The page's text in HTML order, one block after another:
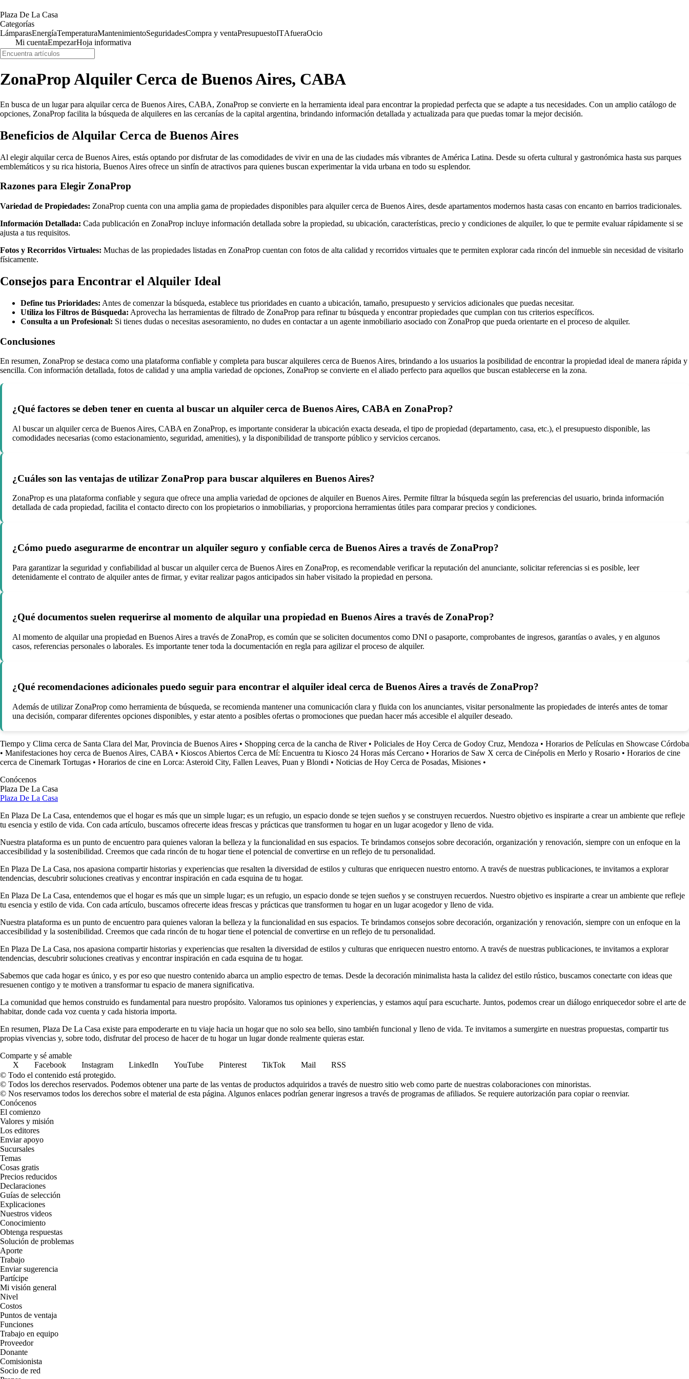
Plaza De La Casa
Categorías
LámparasEnergíaTemperaturaMantenimientoSeguridadesCompra y ventaPresupuestoITAfueraOcio
Mi cuentaEmpezarHoja informativa
ZonaProp Alquiler Cerca de Buenos Aires, CABA
En busca de un lugar para alquilar cerca de Buenos Aires, CABA, ZonaProp se convierte en la herramienta ideal para encontrar la propiedad perfecta que se adapte a tus necesidades. Con un amplio catálogo de
opciones, ZonaProp facilita la búsqueda de alquileres en las cercanías de la capital argentina, brindando información detallada y actualizada para que puedas tomar la mejor decisión.
Beneficios de Alquilar Cerca de Buenos Aires
Al elegir alquilar cerca de Buenos Aires, estás optando por disfrutar de las comodidades de vivir en una de las ciudades más vibrantes de América Latina. Desde su oferta cultural y gastronómica hasta sus parques
emblemáticos y su rica historia, Buenos Aires ofrece un sinfín de atractivos para quienes buscan experimentar la vida urbana en todo su esplendor.
Razones para Elegir ZonaProp
Variedad de Propiedades: ZonaProp cuenta con una amplia gama de propiedades disponibles para alquiler cerca de Buenos Aires, desde apartamentos modernos hasta casas con encanto en barrios tradicionales.
Información Detallada: Cada publicación en ZonaProp incluye información detallada sobre la propiedad, su ubicación, características, precio y condiciones de alquiler, lo que te permite evaluar rápidamente si se
ajusta a tus requisitos.
Fotos y Recorridos Virtuales: Muchas de las propiedades listadas en ZonaProp cuentan con fotos de alta calidad y recorridos virtuales que te permiten explorar cada rincón del inmueble sin necesidad de visitarlo
físicamente.
Consejos para Encontrar el Alquiler Ideal
Define tus Prioridades: Antes de comenzar la búsqueda, establece tus prioridades en cuanto a ubicación, tamaño, presupuesto y servicios adicionales que puedas necesitar.
Utiliza los Filtros de Búsqueda: Aprovecha las herramientas de filtrado de ZonaProp para refinar tu búsqueda y encontrar propiedades que cumplan con tus criterios específicos.
Consulta a un Profesional: Si tienes dudas o necesitas asesoramiento, no dudes en contactar a un agente inmobiliario asociado con ZonaProp que pueda orientarte en el proceso de alquiler.
Conclusiones
En resumen, ZonaProp se destaca como una plataforma confiable y completa para buscar alquileres cerca de Buenos Aires, brindando a los usuarios la posibilidad de encontrar la propiedad ideal de manera rápida y
sencilla. Con información detallada, fotos de calidad y una amplia variedad de opciones, ZonaProp se convierte en el aliado perfecto para aquellos que buscan establecerse en la zona.
¿Qué factores se deben tener en cuenta al buscar un alquiler cerca de Buenos Aires, CABA en ZonaProp?
Al buscar un alquiler cerca de Buenos Aires, CABA en ZonaProp, es importante considerar la ubicación exacta deseada, el tipo de propiedad (departamento, casa, etc.), el presupuesto disponible, las
comodidades necesarias (como estacionamiento, seguridad, amenities), y la disponibilidad de transporte público y servicios cercanos.
¿Cuáles son las ventajas de utilizar ZonaProp para buscar alquileres en Buenos Aires?
ZonaProp es una plataforma confiable y segura que ofrece una amplia variedad de opciones de alquiler en Buenos Aires. Permite filtrar la búsqueda según las preferencias del usuario, brinda información
detallada de cada propiedad, facilita el contacto directo con los propietarios o inmobiliarias, y proporciona herramientas útiles para comparar precios y condiciones.
¿Cómo puedo asegurarme de encontrar un alquiler seguro y confiable cerca de Buenos Aires a través de ZonaProp?
Para garantizar la seguridad y confiabilidad al buscar un alquiler cerca de Buenos Aires en ZonaProp, es recomendable verificar la reputación del anunciante, solicitar referencias si es posible, leer
detenidamente el contrato de alquiler antes de firmar, y evitar realizar pagos anticipados sin haber visitado la propiedad en persona.
¿Qué documentos suelen requerirse al momento de alquilar una propiedad en Buenos Aires a través de ZonaProp?
Al momento de alquilar una propiedad en Buenos Aires a través de ZonaProp, es común que se soliciten documentos como DNI o pasaporte, comprobantes de ingresos, garantías o avales, y en algunos
casos, referencias personales o laborales. Es importante tener toda la documentación en regla para agilizar el proceso de alquiler.
¿Qué recomendaciones adicionales puedo seguir para encontrar el alquiler ideal cerca de Buenos Aires a través de ZonaProp?
Además de utilizar ZonaProp como herramienta de búsqueda, se recomienda mantener una comunicación clara y fluida con los anunciantes, visitar personalmente las propiedades de interés antes de tomar
una decisión, comparar diferentes opciones disponibles, y estar atento a posibles ofertas o promociones que puedan hacer más accesible el alquiler deseado.
Tiempo y Clima cerca de Santa Clara del Mar, Provincia de Buenos Aires • Shopping cerca de la cancha de River• Policiales de Hoy Cerca de Godoy Cruz, Mendoza • Horarios de Películas en Showcase Córdoba
• Manifestaciones hoy cerca de Buenos Aires, CABA • Kioscos Abiertos Cerca de Mí: Encuentra tu Kiosco 24 Horas más Cercano • Horarios de Saw X cerca de Cinépolis en Merlo y Rosario • Horarios de cine
cerca de Cinemark Tortugas • Horarios de cine en Lorca: Asteroid City, Fallen Leaves, Puan y Blondi • Noticias de Hoy Cerca de Posadas, Misiones •
Conócenos
Plaza De La Casa
Plaza De La Casa
En Plaza De La Casa, entendemos que el hogar es más que un simple lugar; es un refugio, un espacio donde se tejen sueños y se construyen recuerdos. Nuestro objetivo es inspirarte a crear un ambiente que refleje
tu esencia y estilo de vida. Con cada artículo, buscamos ofrecerte ideas frescas y prácticas que transformen tu hogar en un lugar acogedor y lleno de vida.
Nuestra plataforma es un punto de encuentro para quienes valoran la belleza y la funcionalidad en sus espacios. Te brindamos consejos sobre decoración, organización y renovación, siempre con un enfoque en la
accesibilidad y la sostenibilidad. Creemos que cada rincón de tu hogar tiene el potencial de convertirse en un reflejo de tu personalidad.
En Plaza De La Casa, nos apasiona compartir historias y experiencias que resalten la diversidad de estilos y culturas que enriquecen nuestro entorno. A través de nuestras publicaciones, te invitamos a explorar
tendencias, descubrir soluciones creativas y encontrar inspiración en cada esquina de tu hogar.
En Plaza De La Casa, entendemos que el hogar es más que un simple lugar; es un refugio, un espacio donde se tejen sueños y se construyen recuerdos. Nuestro objetivo es inspirarte a crear un ambiente que refleje
tu esencia y estilo de vida. Con cada artículo, buscamos ofrecerte ideas frescas y prácticas que transformen tu hogar en un lugar acogedor y lleno de vida.
Nuestra plataforma es un punto de encuentro para quienes valoran la belleza y la funcionalidad en sus espacios. Te brindamos consejos sobre decoración, organización y renovación, siempre con un enfoque en la
accesibilidad y la sostenibilidad. Creemos que cada rincón de tu hogar tiene el potencial de convertirse en un reflejo de tu personalidad.
En Plaza De La Casa, nos apasiona compartir historias y experiencias que resalten la diversidad de estilos y culturas que enriquecen nuestro entorno. A través de nuestras publicaciones, te invitamos a explorar
tendencias, descubrir soluciones creativas y encontrar inspiración en cada esquina de tu hogar.
Sabemos que cada hogar es único, y es por eso que nuestro contenido abarca un amplio espectro de temas. Desde la decoración minimalista hasta la calidez del estilo rústico, buscamos conectarte con ideas que
resuenen contigo y te motiven a transformar tu espacio de manera significativa.
La comunidad que hemos construido es fundamental para nuestro propósito. Valoramos tus opiniones y experiencias, y estamos aquí para escucharte. Juntos, podemos crear un diálogo enriquecedor sobre el arte de
habitar, donde cada voz cuenta y cada historia importa.
En resumen, Plaza De La Casa existe para empoderarte en tu viaje hacia un hogar que no solo sea bello, sino también funcional y lleno de vida. Te invitamos a sumergirte en nuestras propuestas, compartir tus
propias vivencias y, sobre todo, disfrutar del proceso de hacer de tu hogar un lugar donde realmente quieras estar.
Comparte y sé amable
X
Facebook Instagram LinkedIn YouTube Pinterest TikTok Mail
RSS
© Todo el contenido está protegido.
© Todos los derechos reservados. Podemos obtener una parte de las ventas de productos adquiridos a través de nuestro sitio web como parte de nuestras colaboraciones con minoristas.
© Nos reservamos todos los derechos sobre el material de esta página. Algunos enlaces podrían generar ingresos a través de programas de afiliados. Se requiere autorización para copiar o reenviar.
Conócenos
El comienzo
Valores y misión
Los editores
Enviar apoyo
Sucursales
Temas
Cosas gratis
Precios reducidos
Declaraciones
Guías de selección
Explicaciones
Nuestros videos
Conocimiento
Obtenga respuestas
Solución de problemas
Aporte
Trabajo
Enviar sugerencia
Partícipe
Mi visión general
Nivel
Costos
Puntos de ventaja
Funciones
Trabajo en equipo
Proveedor
Donante
Comisionista
Socio de red